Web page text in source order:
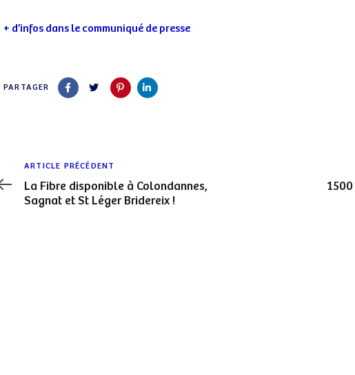
+ d’infos dans le communiqué de presse
PARTAGER
Article
précédent
ARTICLE PRÉCÉDENT
La Fibre disponible à Colondannes,
Sagnat et St Léger Bridereix !
suivant